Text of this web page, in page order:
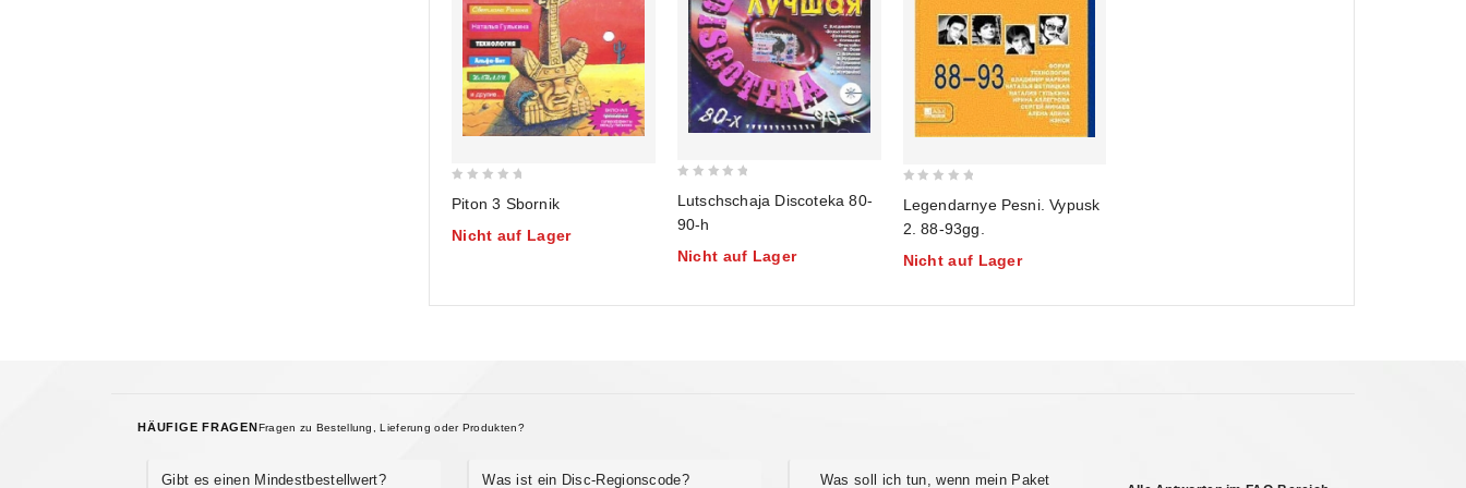
of
Piton 3 Sbornik
Nicht auf Lager
of
5
Lutschschaja Discoteka 80-
90-h
Nicht auf Lager
out
of
5
Legendarnye Pesni. Vypusk
2. 88-93gg.
Nicht auf Lager
HÄUFIGE FRAGENFragen zu Bestellung, Lieferung oder Produkten?
Gibt es einen Mindestbestellwert? Was ist ein Disc-Regionscode? Was soll ich tun, wenn mein Paket